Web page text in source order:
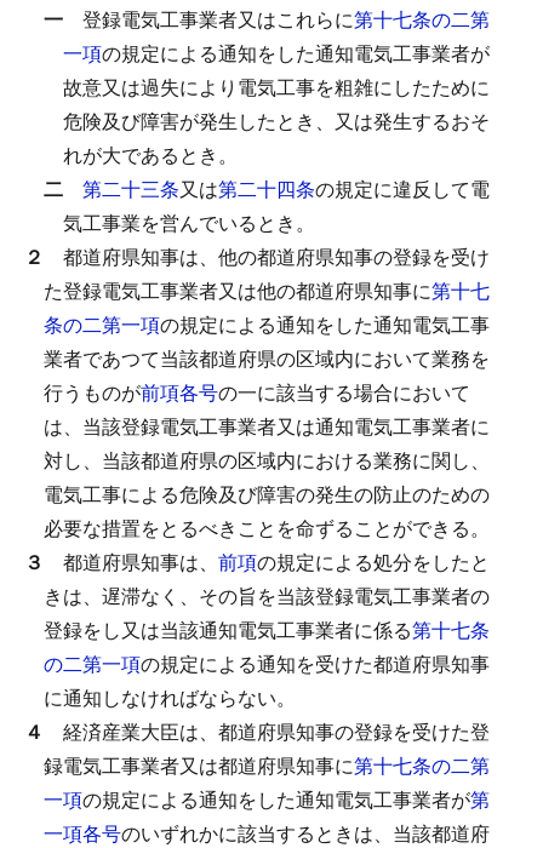
一 登録電気工事業者又はこれらに第十七条の二第
一項の規定による通知をした通知電気工事業者が
故意又は過失により電気工事を粗雑にしたために
危険及び障害が発生したとき、又は発生するおそ
れが大であるとき。
二 第二十三条又は第二十四条の規定に違反して電
気工事業を営んでいるとき。
２ 都道府県知事は、他の都道府県知事の登録を受け
た登録電気工事業者又は他の都道府県知事に第十七
条の二第一項の規定による通知をした通知電気工事
業者であつて当該都道府県の区域内において業務を
行うものが前項各号の一に該当する場合において
は、当該登録電気工事業者又は通知電気工事業者に
対し、当該都道府県の区域内における業務に関し、
電気工事による危険及び障害の発生の防止のための
必要な措置をとるべきことを命ずることができる。
３ 都道府県知事は、 前項の規定による処分をしたと
きは、遅滞なく、その旨を当該登録電気工事業者の
登録をし又は当該通知電気工事業者に係る第十七条
の二第一項の規定による通知を受けた都道府県知事
に通知しなければならない。
４ 経済産業大臣は、都道府県知事の登録を受けた登
録電気工事業者又は都道府県知事に第十七条の二第
一項の規定による通知をした通知電気工事業者が第
一項各号のいずれかに該当するときは、当該都道府